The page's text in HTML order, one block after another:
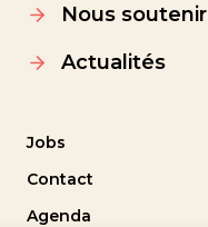
Nous soutenir
Actualités
Jobs
Contact
Agenda